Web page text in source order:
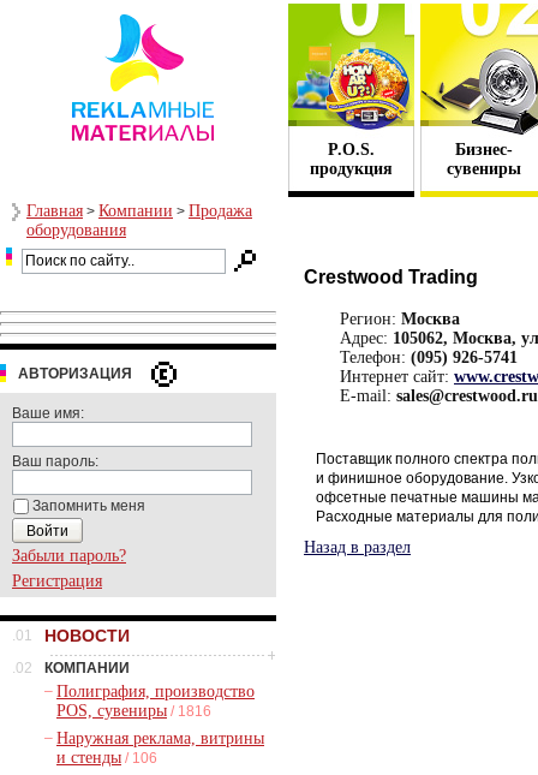
P.O.S.
продукция
Бизнес-
сувениры
Главная > Компании > Продажа
оборудования
АВТОРИЗАЦИЯ
Ваше имя:
Ваш пароль:
Запомнить меня
Забыли пароль?
Регистрация
.01 НОВОСТИ
.02
КОМПАНИИ
– Полиграфия, производство
POS, сувениры / 1816
– Наружная реклама, витрины
и стенды / 106
Crestwood Trading
Регион: Москва
Адрес: 105062, Москва,
Телефон: (095) 926-5741
Интернет сайт:
E-mail: sales@crestwood.ru
Поставщик полного спектра
и финишное оборудование.
офсетные печатные машины
Расходные материалы для
Назад в раздел